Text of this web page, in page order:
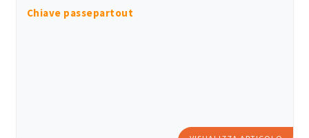
Chiave passepartout